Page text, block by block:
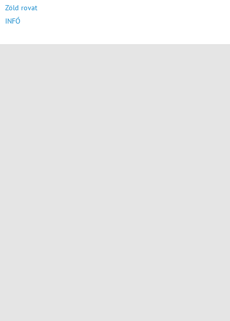
Zöld rovat
INFÓ